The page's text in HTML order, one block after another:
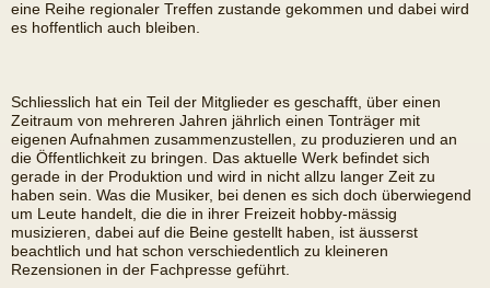
eine Reihe regionaler Treffen zustande gekommen und dabei wird
es hoffentlich auch bleiben.
Schliesslich hat ein Teil der Mitglieder es geschafft, über einen
Zeitraum von mehreren Jahren jährlich einen Tonträger mit
eigenen Aufnahmen zusammenzustellen, zu produzieren und an
die Öffentlichkeit zu bringen. Das aktuelle Werk befindet sich
gerade in der Produktion und wird in nicht allzu langer Zeit zu
haben sein. Was die Musiker, bei denen es sich doch überwiegend
um Leute handelt, die die in ihrer Freizeit hobby-mässig
musizieren, dabei auf die Beine gestellt haben, ist äusserst
beachtlich und hat schon verschiedentlich zu kleineren
Rezensionen in der Fachpresse geführt.